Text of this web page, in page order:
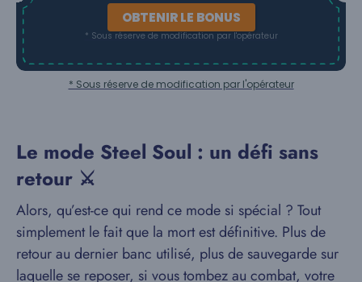
OBTENIR LE BONUS
* Sous réserve de modification par l'opérateur
* Sous réserve de modification par l'opérateur
Le mode Steel Soul : un défi sans
retour ⚔️
Alors, qu’est-ce qui rend ce mode si spécial ? Tout
simplement le fait que la mort est définitive. Plus de
retour au dernier banc utilisé, plus de sauvegarde sur
laquelle se reposer, si vous tombez au combat, votre